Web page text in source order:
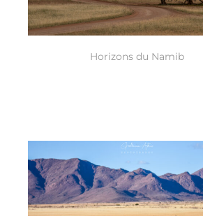
Horizons du Namib